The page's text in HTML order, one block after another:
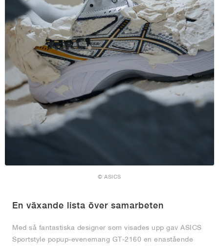
© ASICS
En växande lista över samarbeten
Med så fantastiska designer som visades upp gav ASICS
Sportstyle popup-evenemang GT-2160 en enastående